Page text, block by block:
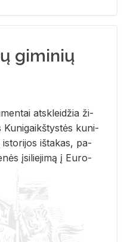
giminių
at­sklei­džia ži­
Ku­ni­gaikš­tys­tės ku­ni­
is­to­ri­jos iš­ta­kas, pa­
įsi­lie­ji­mą į Eu­ro­